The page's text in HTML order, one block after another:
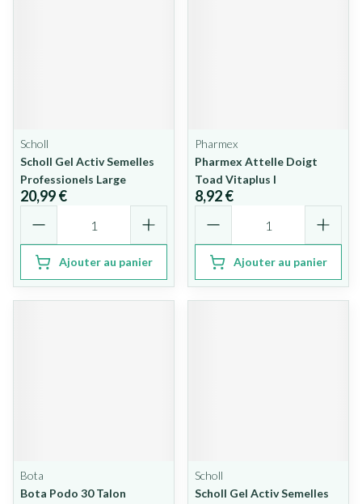
Scholl
Scholl Gel Activ Semelles
Professionels Large
20,99 €
Ajouter au panier
Pharmex
Pharmex Attelle Doigt
Toad Vitaplus l
8,92 €
Ajouter au panier
Bota
Bota Podo 30 Talon
Scholl
Scholl Gel Activ Semelles